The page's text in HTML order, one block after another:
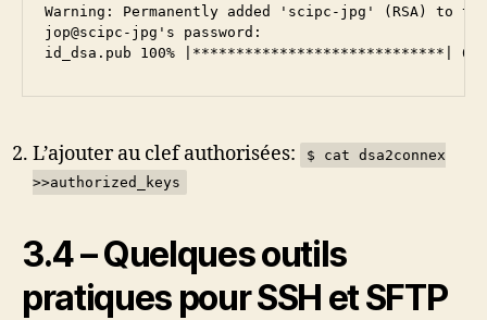
Warning: Permanently added 'scipc-jpg' (RSA) to
jop@scipc-jpg's password:
id_dsa.pub 100% |*****************************|
L’ajouter au clef authorisées:
$ cat dsa2connex
>>authorized_keys
3.4 – Quelques outils
pratiques pour SSH et SFTP